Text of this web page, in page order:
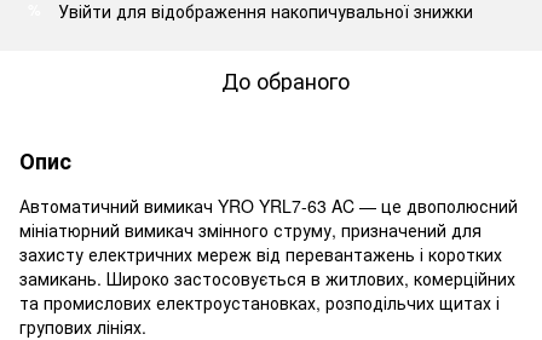
Увійти для відображення накопичувальної знижки
До обраного
Опис
Автоматичний вимикач YRO YRL7-63 AC — це двополюсний
мініатюрний вимикач змінного струму, призначений для
захисту електричних мереж від перевантажень і коротких
замикань. Широко застосовується в житлових, комерційних
та промислових електроустановках, розподільчих щитах і
групових лініях.